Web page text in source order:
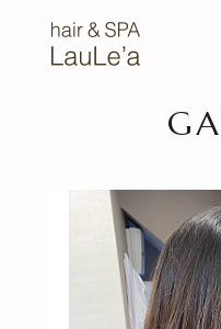
METEO COLOR
METEO TREATME